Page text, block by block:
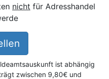
nicht für Adresshandel
ist abhängig
zwischen 9,80€ und